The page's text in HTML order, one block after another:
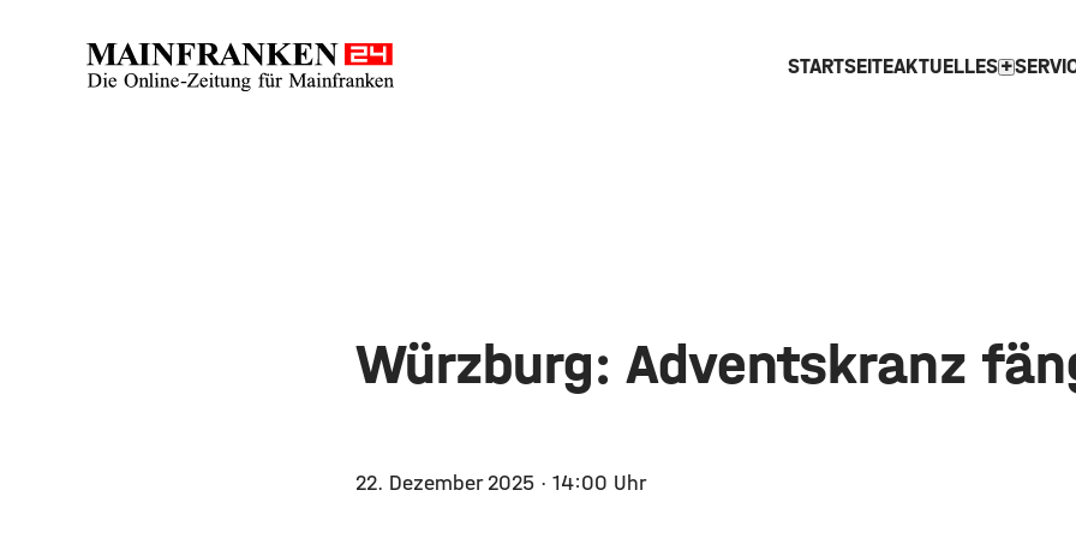
STARTSEITEAKTUELLESexpand_more
Würzburg: Adventskranz
22. Dezember 2025 · 14:00 Uhr